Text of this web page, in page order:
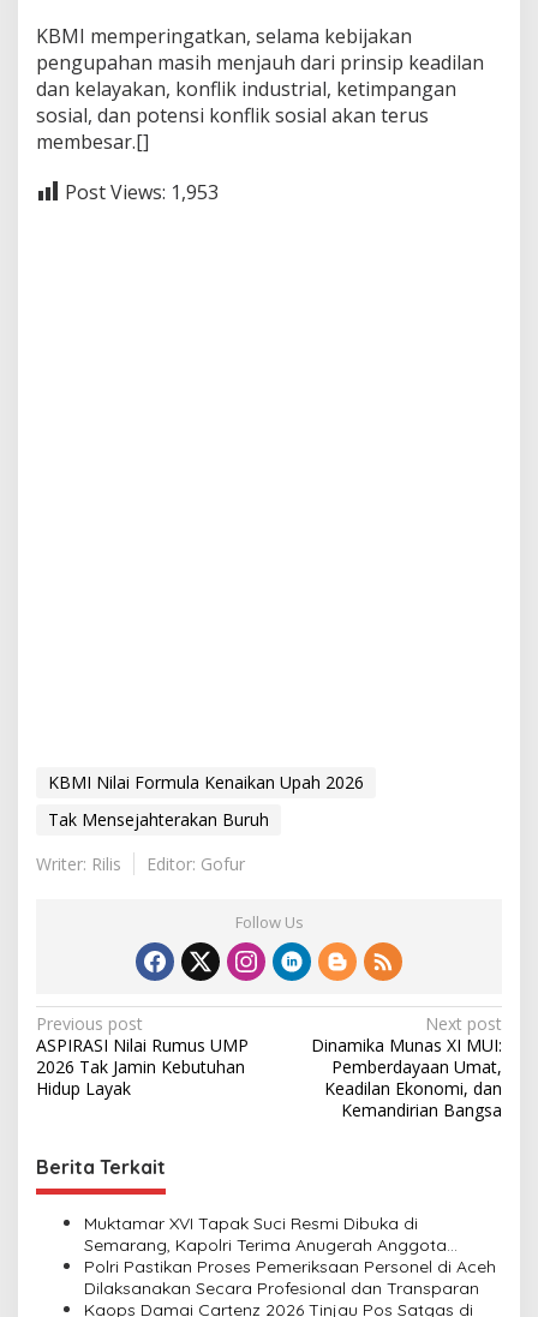
KBMI memperingatkan, selama kebijakan
pengupahan masih menjauh dari prinsip keadilan
dan kelayakan, konflik industrial, ketimpangan
sosial, dan potensi konflik sosial akan terus
membesar.[]
Post Views: 1,953
KBMI Nilai Formula Kenaikan Upah 2026
Tak Mensejahterakan Buruh
Writer: Rilis
Editor: Gofur
Follow Us
P
o
s
n
a
Previous post
ASPIRASI Nilai Rumus UMP
2026 Tak Jamin Kebutuhan
Hidup Layak
Next post
Dinamika Munas XI MUI:
Pemberdayaan Umat,
Keadilan Ekonomi, dan
Kemandirian Bangsa
Berita Terkait
Muktamar XVI Tapak Suci Resmi Dibuka di
Semarang, Kapolri Terima Anugerah Anggota
Kehormatan
Polri Pastikan Proses Pemeriksaan Personel di Aceh
Dilaksanakan Secara Profesional dan Transparan
Kaops Damai Cartenz 2026 Tinjau Pos Satgas di